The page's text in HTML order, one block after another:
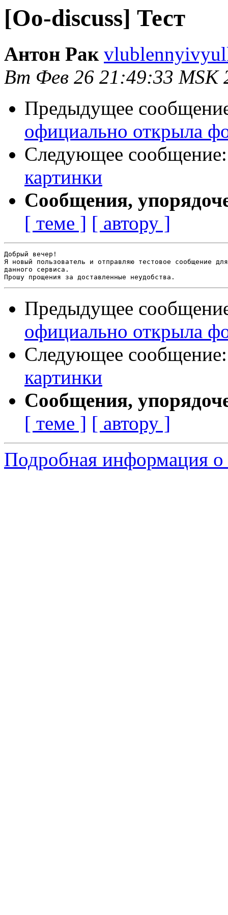
[Oo-discuss] Тест
Антон Рак
Вт Фев 26 21:49:33 MSK
Предыдущее
официально открыла
Следующее
картинки
Сообщения,
[ теме ] [ автору ]
Добрый вечер!
Я новый пользователь и отправляю тестовое сообщение
данного сервиса.
Предыдущее
официально открыла
Следующее
картинки
Сообщения,
[ теме ] [ автору ]
Подробная информация о